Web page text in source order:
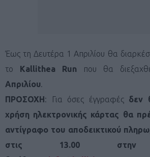
Έως τη Δευτέρα 1 Απριλίου θα
το Kallithea Run που θα
Απριλίου.
ΠΡΟΣΟΧΗ: Για όσες έγγραφές δεν
χρήση ηλεκτρονικής κάρτας θα
αντίγραφο του αποδεικτικού
στις 13.00 στην